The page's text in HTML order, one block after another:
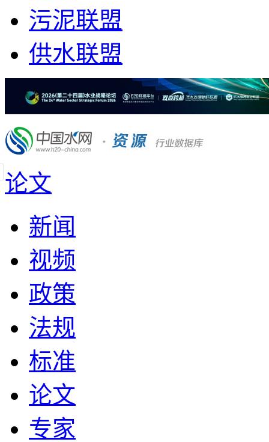
污泥联盟
供水联盟
论文
新闻
视频
政策
法规
标准
论文
专家